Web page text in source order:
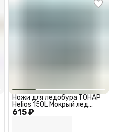
615 ₽
Ножи для ледобура ТОНАР
Helios 150L Мокрый лед
Левое вращение (против